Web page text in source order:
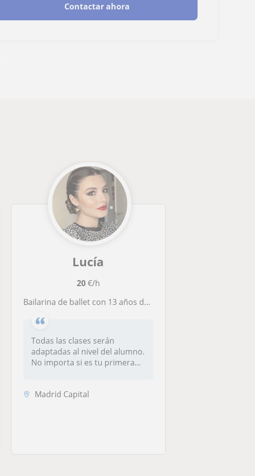
Contactar ahora
Lucía
20€/h
Bailarina de ballet con 13 años de experiencia ofrece clases particulares online para principiantes tanto niños como adultos. Me encantaría transmitir mi pasión por la danza y transmitir todo mi conocimiento y experiencia como alumna de la Royal Academy o
Todas las clases serán
adaptadas al nivel del alumno.
No importa si es tu primera
Madrid Capital